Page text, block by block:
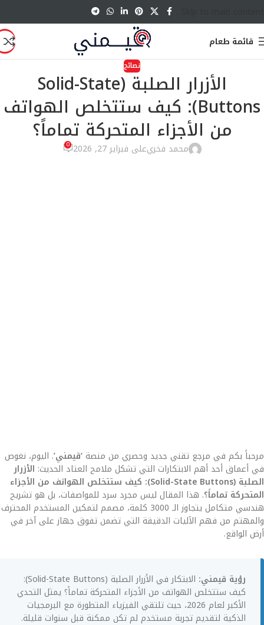
قائمة طعام
نصائح
الأزرار الصلبة (Solid-State
Buttons): كيف ستتخلص الهواتف
من الأجزاء المتحركة تماماً؟
محمد فخريعلى فبراير 27, 2026 0
مرحباً بكم في مرجع تقني جديد وحصري من منصة ‘قيمني’. اليوم، نغوص
في أعماق أحد أهم الابتكارات التي تشكل ملامح العتاد الحديث: الأزرار
الصلبة (Solid-State Buttons): كيف ستتخلص الهواتف من الأجزاء
المتحركة تماماً؟. هذا المقال ليس مجرد سرد للمواصفات، بل هو تشريح
هندسي متكامل يتجاوز الـ 3000 كلمة، مصمم لتمكين المستخدم المحترف
والمهتم من فهم الآليات الدقيقة التي تضمن تفوق جهاز على آخر في
أرض الواقع.
رؤية قيمني:
الابتكار في الأزرار الصلبة (Solid-State Buttons):
كيف ستتخلص الهواتف من الأجزاء المتحركة تماماً؟ يمثل التحدي
الأكبر لعام 2026، حيث تلتقي الفيزياء المتطورة مع البرمجيات
الذكية لتقديم تجربة مستخدم لم تكن ممكنة قبل سنوات قليلة.